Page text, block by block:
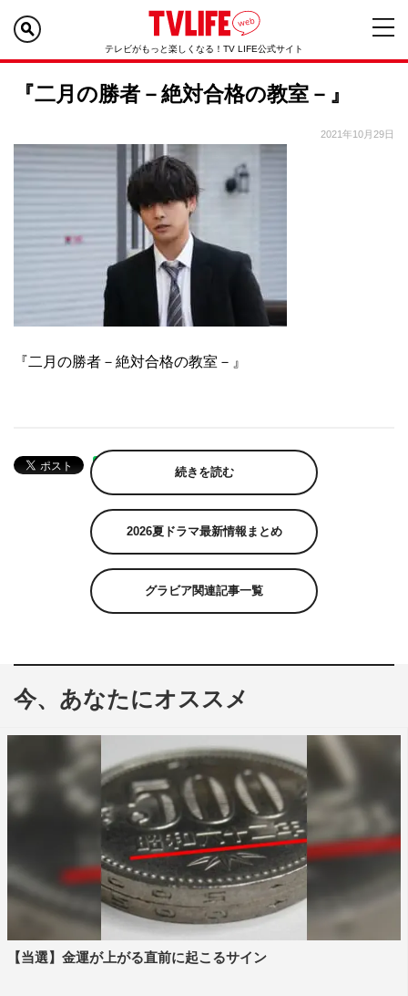
テレビがもっと楽しくなる！TV LIFE公式サイト
『二月の勝者－絶対合格の教室－』
2021年10月29日
『二月の勝者－絶対合格の教室－』
続きを読む
2026夏ドラマ最新情報まとめ
グラビア関連記事一覧
今、あなたにオススメ
【当選】金運が上がる直前に起こるサイン